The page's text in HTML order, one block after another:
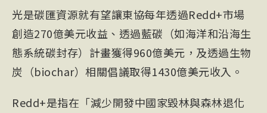
光是碳匯資源就有望讓東協每年透過Redd+市場
創造270億美元收益、透過藍碳 （如海洋和沿海生
態系統碳封存）計畫獲得960億美元，及透過生物
炭（biochar）相關倡議取得1430億美元收入。
Redd+是指在「減少開發中國家毀林與森林退化